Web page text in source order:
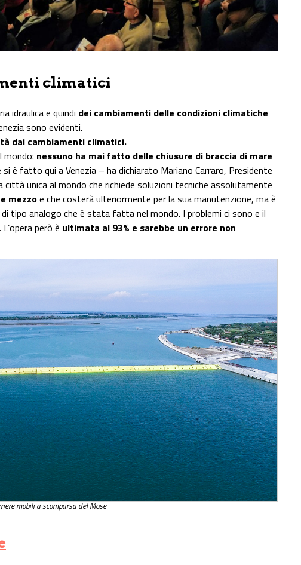
climatici
idraulica e quindi dei cambiamenti delle condizioni climatiche
sono evidenti.
dai cambiamenti climatici.
mondo: nessuno ha mai fatto delle chiusure di braccia di mare
si è fatto qui a Venezia – ha dichiarato Mariano Carraro, Presidente
città unica al mondo che richiede soluzioni tecniche assolutamente
mezzoe che costerà ulteriormente per la sua manutenzione, ma è
tipo analogo che è stata fatta nel mondo. I problemi ci sono e il
però è ultimata al 93% e sarebbe un errore non
mobili a scomparsa del Mose